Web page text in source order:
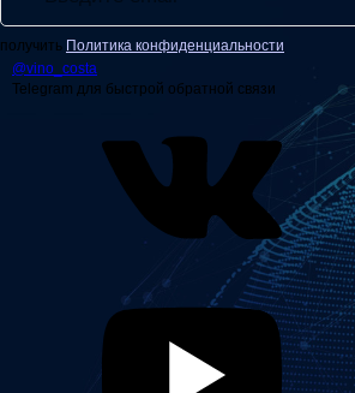
получить Политика конфиденциальности
@vino_costa
Telegram для быстрой обратной связи